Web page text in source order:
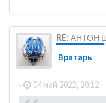
RE: АНТОН
Вратарь
- 04 май 2022, 20:12